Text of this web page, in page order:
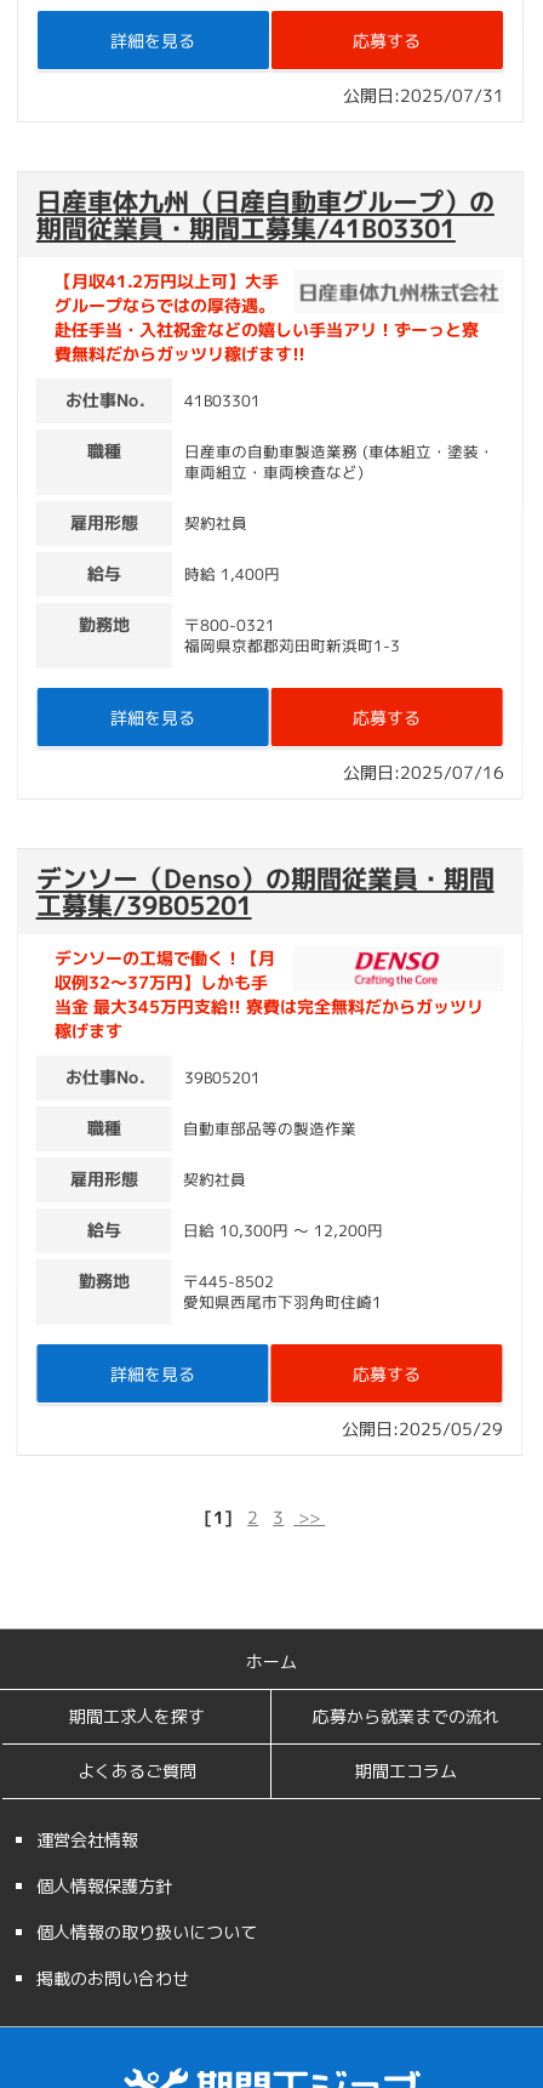
応募する
詳細を見る
公開日:2025/07/31
日産車体九州（日産自動車グループ）の
期間従業員・期間工募集/41B03301
【月収41.2万円以上可】大手
グループならではの厚待遇。
赴任手当・入社祝金などの嬉しい手当アリ！ずーっと寮
費無料だからガッツリ稼げます!!
お仕事No. 41B03301
職種 日産車の自動車製造業務 (車体組立・塗装・
車両組立・車両検査など)
雇用形態 契約社員
給与 時給 1,400円
勤務地 〒800-0321
福岡県京都郡苅田町新浜町1-3
応募する
詳細を見る
公開日:2025/07/16
デンソー（Denso）の期間従業員・期間
工募集/39B05201
デンソーの工場で働く！【月
収例32～37万円】しかも手
当金 最大345万円支給!! 寮費は完全無料だからガッツリ
稼げます
お仕事No. 39B05201
職種 自動車部品等の製造作業
雇用形態 契約社員
給与 日給 10,300円 〜 12,200円
勤務地 〒445-8502
愛知県西尾市下羽角町住崎1
応募する
詳細を見る
公開日:2025/05/29
[1] 2 3 >>
ホーム
期間工求人を探す 応募から就業までの流れ
よくあるご質問 期間工コラム
運営会社情報
個人情報保護方針
個人情報の取り扱いについて
掲載のお問い合わせ